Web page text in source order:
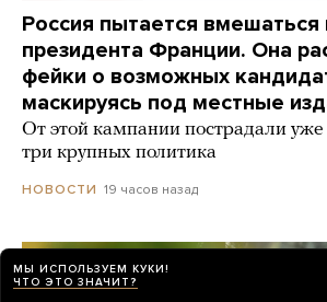
Россия пытается
президента Франции. Она
фейки о возможных
маскируясь под местные
От этой кампании пострадали
три крупных политика
НОВОСТИ 19 часов назад
МЫ ИСПОЛЬЗУЕМ КУКИ!
ЧТО ЭТО ЗНАЧИТ?